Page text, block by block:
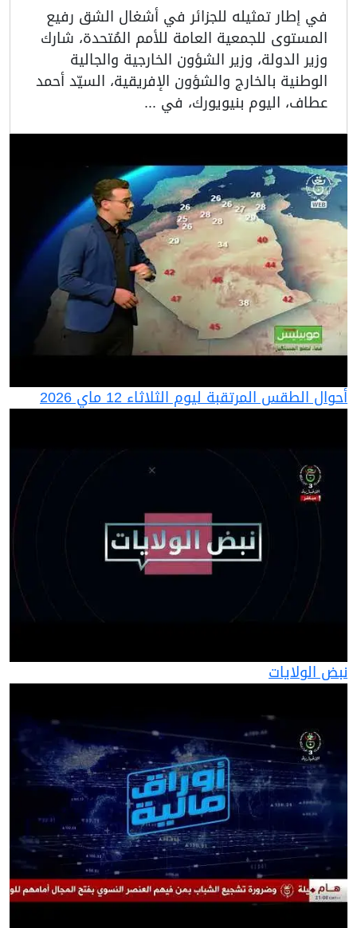
في إطار تمثيله للجزائر في أشغال الشق رفيع
المستوى للجمعية العامة للأمم المُتحدة، شارك
وزير الدولة، وزير الشؤون الخارجية والجالية
الوطنية بالخارج والشؤون الإفريقية، السيّد أحمد
عطاف، اليوم بنيويورك، في ...
أحوال الطقس المرتقبة ليوم الثلاثاء 12 ماي 2026
نبض الولايات